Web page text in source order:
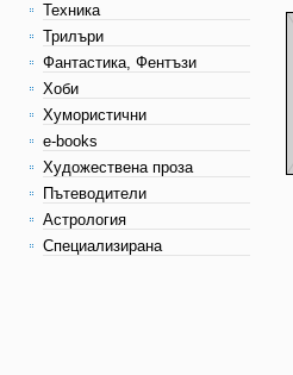
Техника
Трилъри
Фантастика, Фентъзи
Хоби
Хумористични
e-books
Художествена проза
Пътеводители
Астрология
Специализирана